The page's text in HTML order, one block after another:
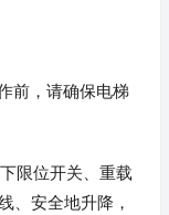
前，请确保电梯
限位开关、重载
、安全地升降，